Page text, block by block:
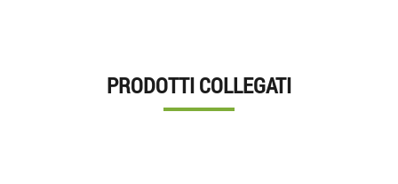
PRODOTTI COLLEGATI